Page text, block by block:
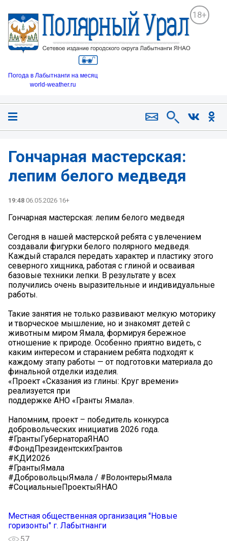
18+
Погода в Лабытнанги на месяц
world-weather.ru
Гончарная мастерская:
лепим белого медведя
19:48 06.05.2026 16+
Гончарная мастерская: лепим белого медведя
Сегодня в нашей мастерской ребята с увлечением
создавали фигурки белого полярного медведя.
Каждый старался передать характер и пластику этого
северного хищника, работая с глиной и осваивая
базовые техники лепки. В результате у всех
получились очень выразительные и индивидуальные
работы.
Такие занятия не только развивают мелкую моторику
и творческое мышление, но и знакомят детей с
животным миром Ямала, формируя бережное
отношение к природе. Особенно приятно видеть, с
каким интересом и старанием ребята подходят к
каждому этапу работы — от подготовки материала до
финальной отделки изделия.
«Проект «Сказания из глины: Круг времени»
реализуется при
поддержке АНО «Гранты Ямала».
Напомним, проект – победитель конкурса
добровольческих инициатив 2026 года.
#ГрантыГубернатораЯНАО
#ФондПрезидентскихГрантов
#КДИ2026
#ГрантыЯмала
#ДобровольцыЯмала / #ВолонтерыЯмала
#СоциальныеПроектыЯНАО
Местная общественная организация "Новые
горизонты" г. Лабытнанги
57